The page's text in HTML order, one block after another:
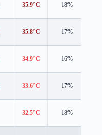
35.9°C 18%
35.8°C 17%
34.9°C 16%
33.6°C 17%
32.5°C 18%